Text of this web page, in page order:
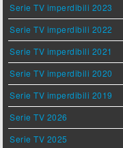
Serie TV imperdibili 2023
Serie TV imperdibili 2022
Serie TV imperdibili 2021
Serie TV imperdibili 2020
Serie TV imperdibili 2019
Serie TV 2026
Serie TV 2025